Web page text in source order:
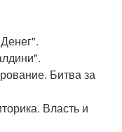
Битва за
Власть и